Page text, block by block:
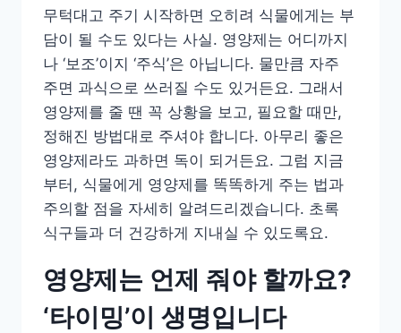
무턱대고 주기 시작하면 오히려 식물에게는 부
담이 될 수도 있다는 사실. 영양제는 어디까지
나 ‘보조’이지 ‘주식’은 아닙니다. 물만큼 자주
주면 과식으로 쓰러질 수도 있거든요. 그래서
영양제를 줄 땐 꼭 상황을 보고, 필요할 때만,
정해진 방법대로 주셔야 합니다. 아무리 좋은
영양제라도 과하면 독이 되거든요. 그럼 지금
부터, 식물에게 영양제를 똑똑하게 주는 법과
주의할 점을 자세히 알려드리겠습니다. 초록
식구들과 더 건강하게 지내실 수 있도록요.
영양제는 언제 줘야 할까요?
‘타이밍’이 생명입니다